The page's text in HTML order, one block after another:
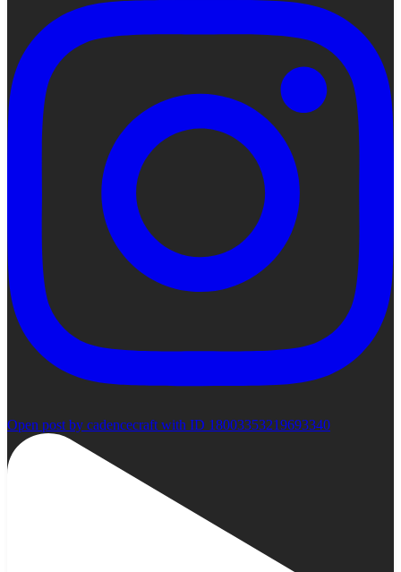
Open post by cadencecraft with ID 18003353219693340